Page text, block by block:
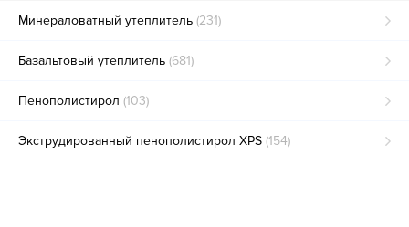
Минераловатный утеплитель (231)
Базальтовый утеплитель (681)
Пенополистирол (103)
Экструдированный пенополистирол XPS (154)